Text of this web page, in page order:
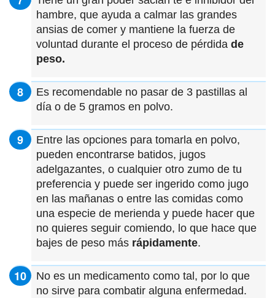
hambre, que ayuda a calmar las grandes
ansias de comer y mantiene la fuerza de
voluntad durante el proceso de pérdida de
peso.
Es recomendable no pasar de 3 pastillas al
día o de 5 gramos en polvo.
Entre las opciones para tomarla en polvo,
pueden encontrarse batidos, jugos
adelgazantes, o cualquier otro zumo de tu
preferencia y puede ser ingerido como jugo
en las mañanas o entre las comidas como
una especie de merienda y puede hacer que
no quieres seguir comiendo, lo que hace que
bajes de peso más rápidamente.
No es un medicamento como tal, por lo que
no sirve para combatir alguna enfermedad.